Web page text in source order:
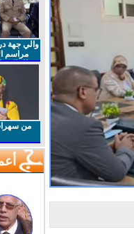
والي جهة
مراسم
الملكي
من سهرات